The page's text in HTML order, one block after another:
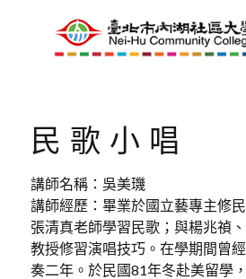
民歌小唱
講師名稱：吳美璣
講師經歷：畢業於國立藝專主修
張清真老師學習民歌；與楊兆禎
教授修習演唱技巧。在學期間曾
奏二年。於民國81年冬赴美留學，